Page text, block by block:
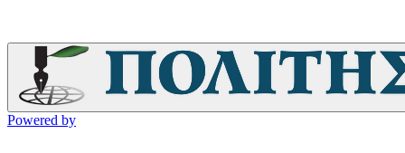
Powered by